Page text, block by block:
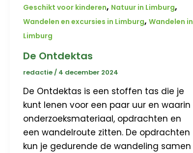
Geschikt voor kinderen, Natuur in Limburg,
Wandelen en excursies in Limburg, Wandelen in
Limburg
De Ontdektas
redactie / 4 december 2024
De Ontdektas is een stoffen tas die je
kunt lenen voor een paar uur en waarin
onderzoeksmateriaal, opdrachten en
een wandelroute zitten. De opdrachten
kun je gedurende de wandeling samen